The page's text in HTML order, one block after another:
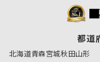
都道
北海道青森宮城秋田山形